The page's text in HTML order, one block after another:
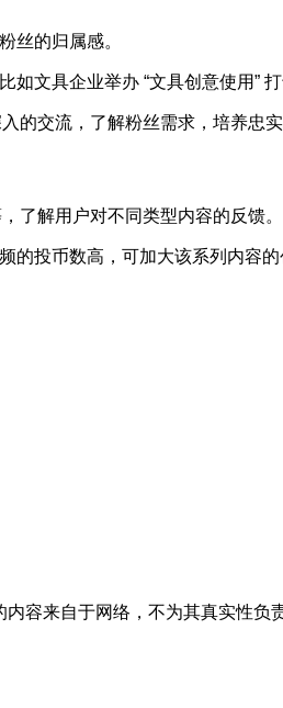
丝的归属感。
文具企业举办 “文具创意使用”
的交流，了解粉丝需求，培养忠实
了解用户对不同类型内容的反馈。
的投币数高，可加大该系列内容
容来自于网络，不为其真实性